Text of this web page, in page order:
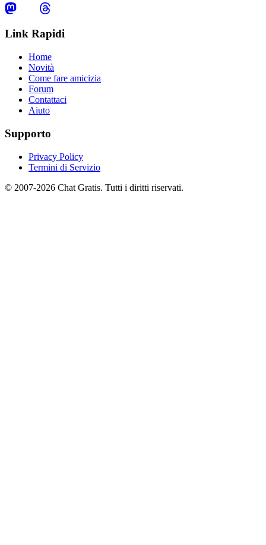
Link Rapidi
Home
Novità
Come fare amicizia
Forum
Contattaci
Aiuto
Supporto
Privacy Policy
Termini di Servizio
© 2007-2026 Chat Gratis. Tutti i diritti riservati.